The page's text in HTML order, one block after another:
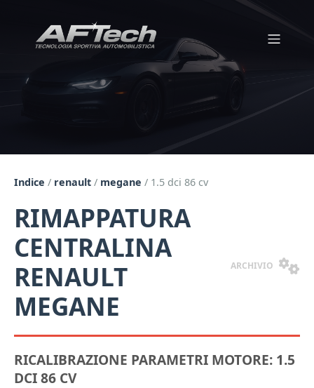
Indice / renault / megane / 1.5 dci 86 cv
RIMAPPATURA
CENTRALINA
RENAULT
MEGANE
ARCHIVIO
RICALIBRAZIONE PARAMETRI MOTORE: 1.5
DCI 86 CV